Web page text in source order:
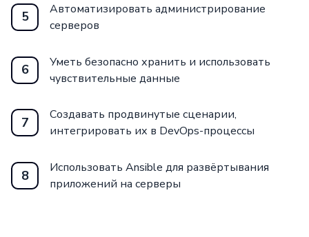
5
Автоматизировать администрирование
серверов
6
Уметь безопасно хранить и использовать
чувствительные данные
7
Создавать продвинутые сценарии,
интегрировать их в DevOps-процессы
8
Использовать Ansible для развёртывания
приложений на серверы